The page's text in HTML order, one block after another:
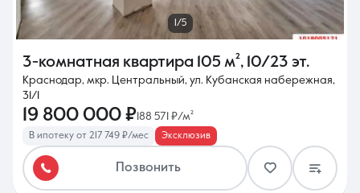
1/5
3-комнатная квартира 105 м², 10/23 эт.
Краснодар, мкр. Центральный, ул. Кубанская набережная,
31/1
19 800 000 ₽188 571 ₽/м²
В ипотеку от 217 749 ₽/мес Эксклюзив
Позвонить